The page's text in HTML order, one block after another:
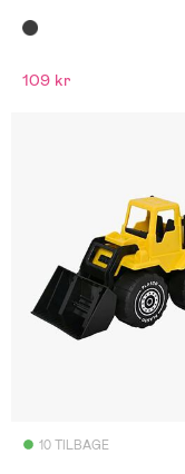
109 kr
10 TILBAGE